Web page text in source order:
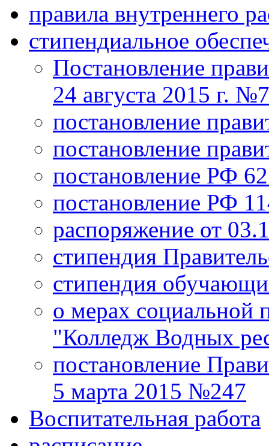
правила внутреннего
стипендиальное
Постановление
24 августа 2015 г.
постановление
постановление
постановление РФ
постановление РФ
распоряжение от
стипендия
стипендия
о мерах
"Колледж Водных
постановление
5 марта 2015 №247
Воспитательная работа